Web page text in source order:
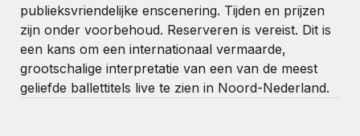
publieksvriendelijke enscenering. Tijden en prijzen
zijn onder voorbehoud. Reserveren is vereist. Dit is
een kans om een internationaal vermaarde,
grootschalige interpretatie van een van de meest
geliefde ballettitels live te zien in Noord-Nederland.